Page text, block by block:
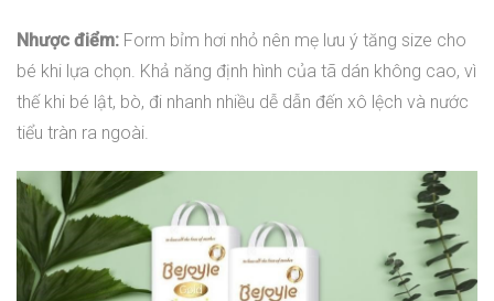
Nhược điểm: Form bỉm hơi nhỏ nên mẹ lưu ý tăng size cho
bé khi lựa chọn. Khả năng định hình của tã dán không cao, vì
thế khi bé lật, bò, đi nhanh nhiều dễ dẫn đến xô lệch và nước
tiểu tràn ra ngoài.